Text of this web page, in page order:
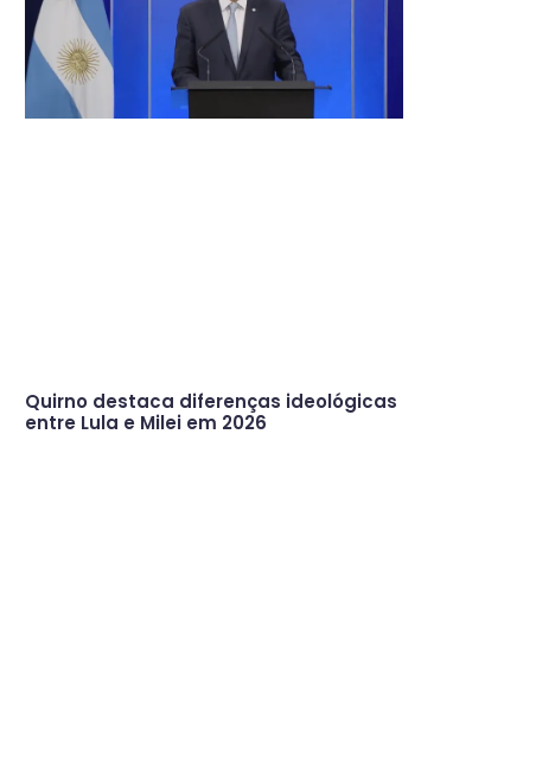
Quirno destaca diferenças ideológicas
entre Lula e Milei em 2026